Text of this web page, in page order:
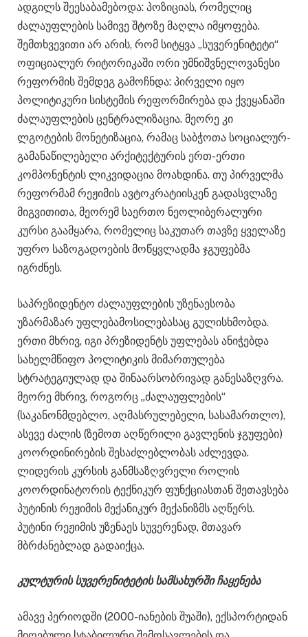
ადგილს შეესაბამებოდა: პოზიციას, რომელიც
ძალაუფლების სამივე შტოზე მაღლა იმყოფება.
შემთხვევითი არ არის, რომ სიტყვა „სუვერენიტეტი“
ოფიციალურ რიტორიკაში ორი უმნიშვნელოვანესი
რეფორმის შემდეგ გამოჩნდა: პირველი იყო
პოლიტიკური სისტემის რეფორმირება და ქვეყანაში
ძალაუფლების ცენტრალიზაცია. მეორე კი
ლგოტების მონეტიზაცია, რამაც საბჭოთა სოციალურ-
გამანაწილებელი არქიტექტურის ერთ-ერთი
კომპონენტის ლიკვიდაცია მოახდინა. თუ პირველმა
რეფორმამ რეჟიმის ავტოკრატიისკენ გადასვლაზე
მიგვითითა, მეორემ საერთო ნეოლიბერალური
კურსი გაამყარა, რომელიც საკუთარ თავზე ყველაზე
უფრო საზოგადოების მოწყვლადმა ჯგუფებმა
იგრძნეს.
საპრეზიდენტო ძალაუფლების უზენაესობა
უზარმაზარ უფლებამოსილებასაც გულისხმობდა.
ერთი მხრივ, იგი პრეზიდენტს უფლებას ანიჭებდა
სახელმწიფო პოლიტიკის მიმართულება
სტრატეგიულად და შინაარსობრივად განესაზღვრა.
მეორე მხრივ, როგორც „ძალაუფლების“
(საკანონმდებლო, აღმასრულებელი, სასამართლო),
ასევე ძალის (ზემოთ აღწერილი გავლენის ჯგუფები)
კოორდინირების შესაძლებლობას აძლევდა.
ლიდერის კურსის განმსაზღვრელი როლის
კოორდინატორის ტექნიკურ ფუნქციასთან შეთავსება
პუტინის რეჟიმის მექანიკურ მექანიზმს აღწერს.
პუტინი რეჟიმის უზენაეს სუვერენად, მთავარ
მბრძანებლად გადაიქცა.
კულტურის სუვერენიტეტის სამსახურში ჩაყენება
ამავე პერიოდში (2000-იანების შუაში), ექსპორტიდან